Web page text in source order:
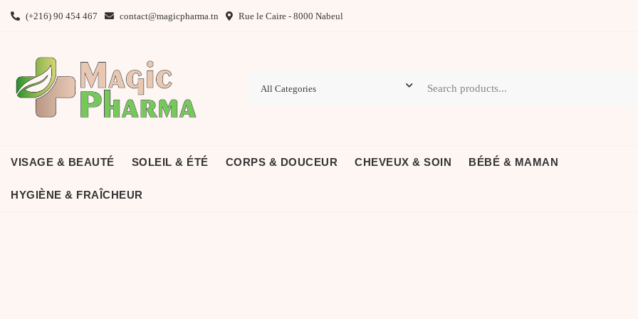
(+216) 90 454 467 contact@magicpharma.tn Rue le Caire - 8000 Nabeul
VISAGE & BEAUTÉ SOLEIL & ÉTÉ CORPS & DOUCEUR CHEVEUX & SOIN BÉBÉ & MAMAN
HYGIÈNE & FRAÎCHEUR